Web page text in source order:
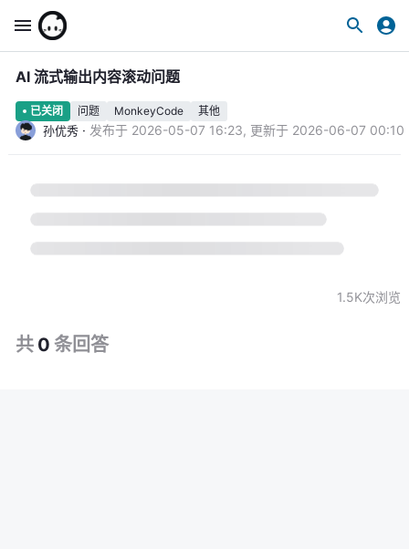
AI 流式输出内容滚动问题
已关闭 问题 MonkeyCode 其他
孙优秀 · 发布于 2026-05-07 16:23, 更新于 2026-06-07 00:10
1.5K次浏览
共 0 条回答